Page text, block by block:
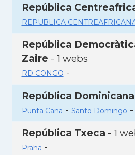
República
REPUBLICA
República
Zaire - 1 webs
RD CONGO -
República Dominicana
Punta Cana - Santo Domingo -
República Txeca - 1
Praha -